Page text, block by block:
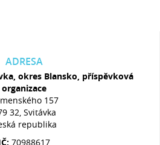
ADRESA
okres Blansko, příspěvková
organizace
157
32, Svitávka
republika
70988617